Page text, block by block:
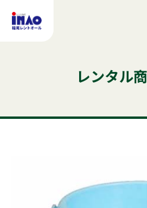
ご利用シーンから
はじめての方へ
新着情報
テントテーブル発電機クーラーベ
商品ジャンルから探す
レンタル